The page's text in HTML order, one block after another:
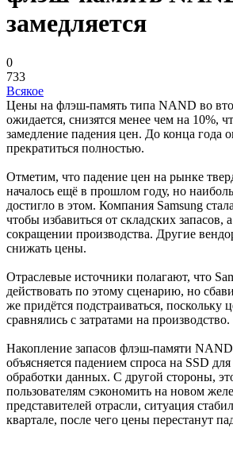
замедляется
0
733
Всякое
Цены на флэш-память типа NAND во
ожидается, снизятся менее чем на 10%,
замедление падения цен. До конца года
прекратиться полностью.
Отметим, что падение цен на рынке
началось ещё в прошлом году, но
достигло в этом. Компания Samsung
чтобы избавиться от складских
сокращении производства. Другие
снижать цены.
Отраслевые источники полагают, что
действовать по этому сценарию, но
же придётся подстраиваться, поскольку
сравнялись с затратами на производство.
Накопление запасов флэш-памяти
объясняется падением спроса на SSD
обработки данных. С другой стороны,
пользователям сэкономить на новом
представителей отрасли, ситуация
квартале, после чего цены перестанут